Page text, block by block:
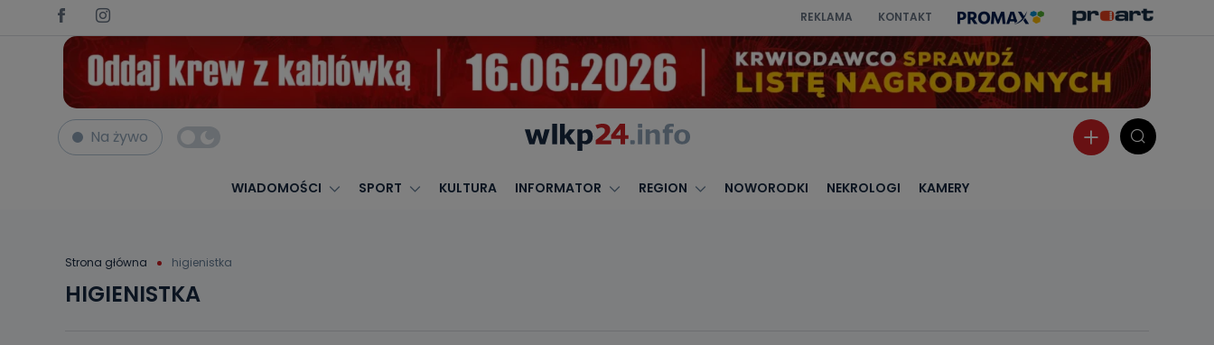
REKLAMA KONTAKT
Na żywo
WIADOMOŚCI SPORT KULTURA INFORMATOR REGION NOWORODKI NEKROLOGI KAMERY
Strona główna higienistka
HIGIENISTKA